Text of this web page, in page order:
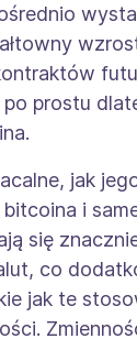
po prostu
jak
i
się
co
jak te